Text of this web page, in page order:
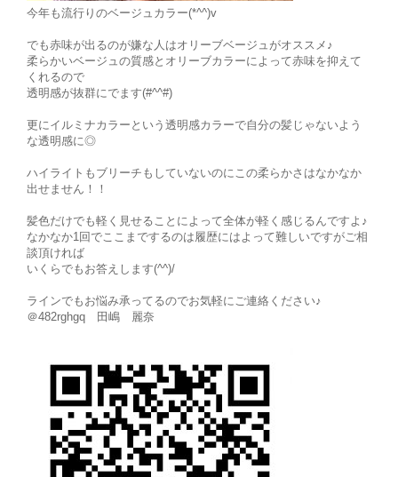
今年も流行りのベージュカラー(*^^)v
でも赤味が出るのが嫌な人はオリーブベージュがオススメ♪
柔らかいベージュの質感とオリーブカラーによって赤味を抑えて
くれるので
透明感が抜群にでます(#^^#)
更にイルミナカラーという透明感カラーで自分の髪じゃないよう
な透明感に◎
ハイライトもブリーチもしていないのにこの柔らかさはなかなか
出せません！！
髪色だけでも軽く見せることによって全体が軽く感じるんですよ♪
なかなか1回でここまでするのは履歴にはよって難しいですがご相
談頂ければ
いくらでもお答えします(^^)/
ラインでもお悩み承ってるのでお気軽にご連絡ください♪
＠482rghgq 田嶋 麗奈